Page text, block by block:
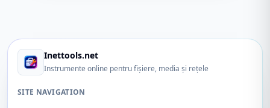
Inettools.net
Instrumente online pentru fișiere, media și rețele
SITE NAVIGATION